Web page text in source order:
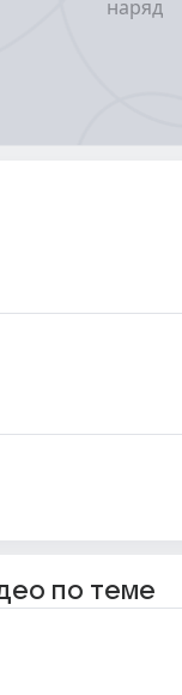
по теме